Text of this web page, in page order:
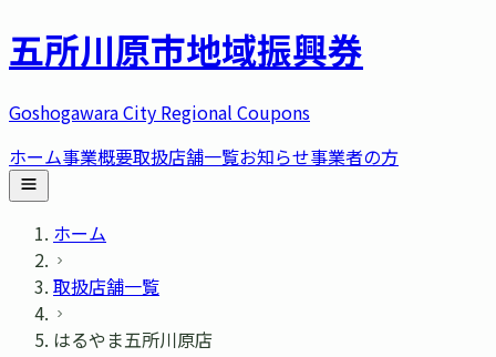
五所川原市地域振興券
Goshogawara City Regional Coupons
ホーム事業概要取扱店舗一覧お知らせ事業者の方
ホーム
取扱店舗一覧
はるやま五所川原店